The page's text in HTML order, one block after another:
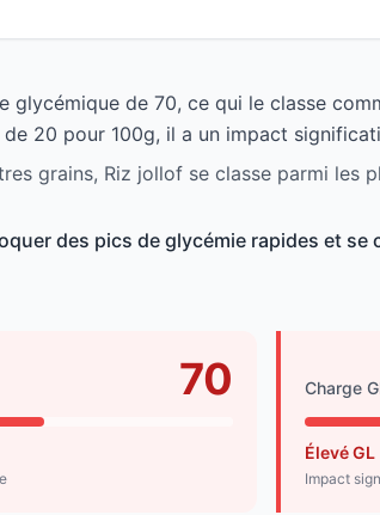
glycémique de 70, ce qui le classe
20 pour 100g, il a un impact
grains, Riz jollof se classe parmi les
des pics de glycémie rapides et se
70 Charge
Élevé GL
Impact